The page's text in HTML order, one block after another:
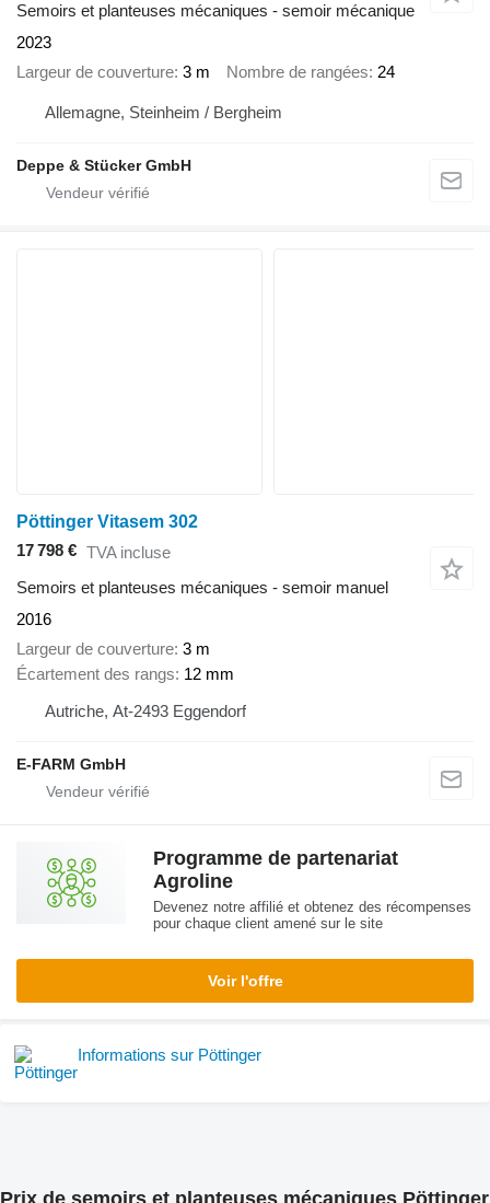
Semoirs et planteuses mécaniques - semoir mécanique
2023
Largeur de couverture 3 m Nombre de rangées 24
Allemagne, Steinheim / Bergheim
Deppe & Stücker GmbH
Pöttinger Vitasem 302
17 798 € TVA incluse
Semoirs et planteuses mécaniques - semoir manuel
2016
Largeur de couverture 3 m
Écartement des rangs 12 mm
Autriche, At-2493 Eggendorf
E-FARM GmbH
Programme de partenariat
Agroline
Devenez notre affilié et obtenez des récompenses
pour chaque client amené sur le site
Voir l'offre
Informations sur Pöttinger